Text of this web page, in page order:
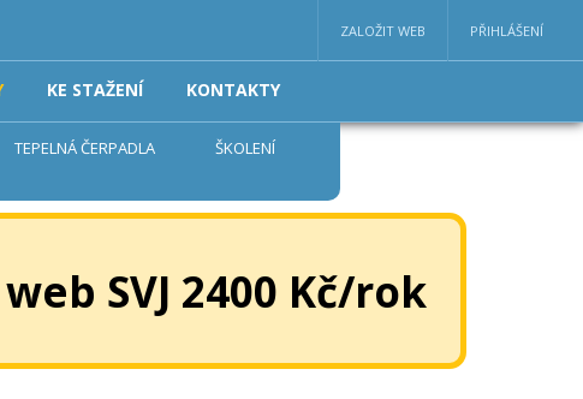
ZALOŽIT WEB PŘIHLÁŠENÍ
KE STAŽENÍ KONTAKTY
TEPELNÁ ČERPADLA ŠKOLENÍ
SVJ 2400 Kč/rok